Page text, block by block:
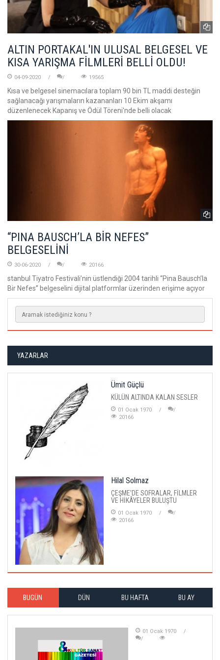
ALTIN PORTAKAL'IN ULUSAL BELGESEL VE
KISA YARIŞMA FİLMLERİ BELLİ OLDU!
04-09-2020 19565
Kısa ve belgesel sinemacılara toplam 90 bin TL maddi desteğin
sağlanacağı yarışmaların kazananları 10 Ekim akşamı
düzenlenecek Kapanış ve Ödül Töreni'nde belli olacak
“PINA BAUSCH’LA BİR NEFES”
BELGESELİNİ
30-06-2020 20166
stanbul Tiyatro Festivali’nin üstlendiği 2004 tarihli “Pina Bausch’la
Bir Nefes” belgeselini dijital platformlar üzerinden erişime açıyor
YAZARLAR
Ümit Güçlü
KÜLÜN ALTINDA KALAN SESLER
01 Ocak 1970
20166
Hilal Solmaz
ÇEŞME'DE SOFRALAR, FİLMLER
VE HİKÂYELER BULUŞTU
01 Ocak 1970
20166
BUGÜN DÜN BU HAFTA BU AY
01 Ocak 1970